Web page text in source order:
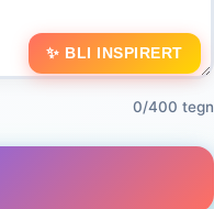
✨ BLI INSPIRERT
0/400 tegn